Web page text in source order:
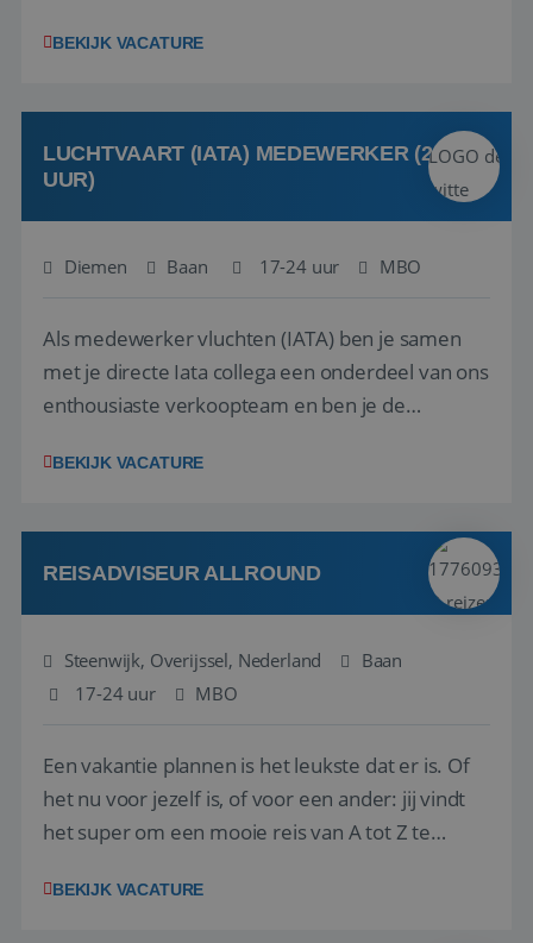
het samenstellen en boeken van de perfecte
deze onderdelen zijn nu samen gevoegd...
BEKIJK VACATURE
LUCHTVAART (IATA) MEDEWERKER (24-32
UUR)
Diemen Baan 17-24 uur MBO
Als medewerker vluchten (IATA) ben je samen
met je directe Iata collega een onderdeel van ons
enthousiaste verkoopteam en ben je de
en tarieven waar je collega’s niet uitkomen.
kwaliteitsbewaking van alles wat met IATA te m...
BEKIJK VACATURE
REISADVISEUR ALLROUND
Steenwijk, Overijssel, Nederland
Baan
17-24 uur
MBO
Een vakantie plannen is het leukste dat er is. Of
het nu voor jezelf is, of voor een ander: jij vindt
het super om een mooie reis van A tot Z te
vakantiegangers de meest prachtige plekjes op
BEKIJK VACATURE